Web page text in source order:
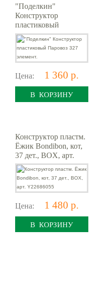
"Поделкин"
Конструктор
пластиковый
Паровоз 327 элемент.
Цена: 1 360 р.
В КОРЗИНУ
Конструктор пластм.
Ёжик Bondibon, кот,
37 дет., BOX, арт.
Y22686055
Цена: 1 480 р.
В КОРЗИНУ